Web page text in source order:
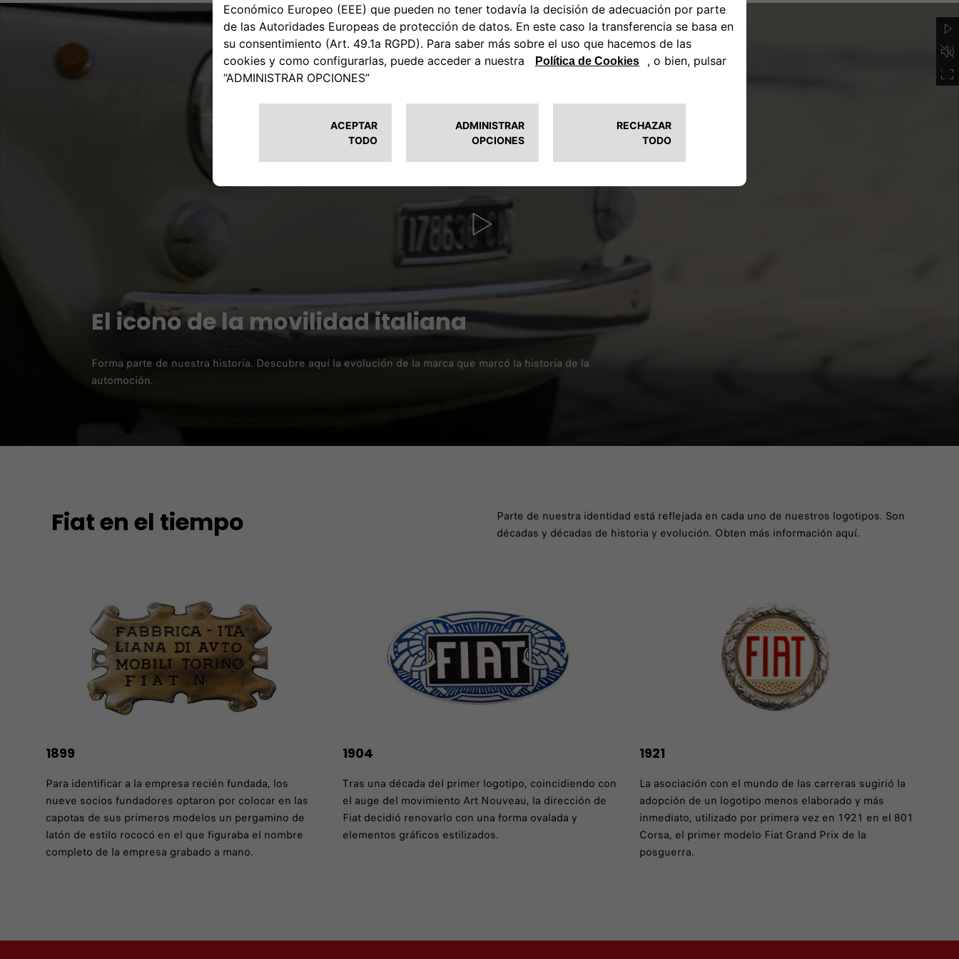
El icono de la movilidad italiana
Forma parte de nuestra historia. Descubre aquí la evolución de la marca que marcó la historia de la
automoción.
Fiat en el tiempo
Parte de nuestra identidad está reflejada en cada uno de nuestros logotipos. Son
décadas y décadas de historia y evolución. Obten más información aquí.
1899
Para identificar a la empresa recién fundada, los
nueve socios fundadores optaron por colocar en las
capotas de sus primeros modelos un pergamino de
latón de estilo rococó en el que figuraba el nombre
completo de la empresa grabado a mano.
1904
Tras una década del primer logotipo, coincidiendo con
el auge del movimiento Art Nouveau, la dirección de
Fiat decidió renovarlo con una forma ovalada y
elementos gráficos estilizados.
1921
La asociación con el mundo de las carreras sugirió la
adopción de un logotipo menos elaborado y más
inmediato, utilizado por primera vez en 1921 en el 801
Corsa, el primer modelo Fiat Grand Prix de la
posguerra.